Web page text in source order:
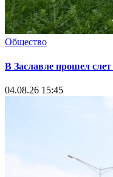
Общество
В Заславле прошел
04.08.26 15:45